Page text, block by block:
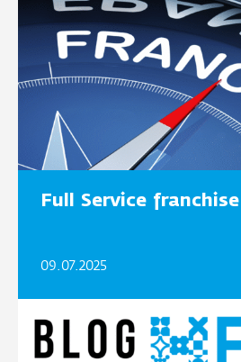
Full Service franchise
09.07.2025